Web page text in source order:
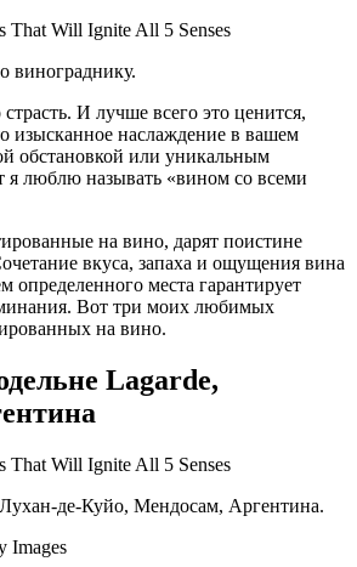
винограднику.
И лучше всего это ценится,
изысканное наслаждение в вашем
обстановкой или уникальным
я люблю называть «вином со всеми
на вино, дарят поистине
вкуса, запаха и ощущения вина
определенного места гарантирует
Вот три моих любимых
на вино.
Lagarde,
де-Куйо, Мендосам, Аргентина.
Images